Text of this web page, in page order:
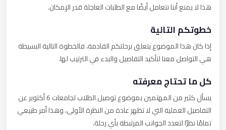
هذا لا يمنع أننا نتعامل أيضًا مع الطلبات العاجلة قدر الإمكان.
خطوتكم التالية
إذا كان هذا الموضوع يتعلق برحلتكم القادمة، فالخطوة التالية البسيطة
هي التواصل معنا لتأكيد التفاصيل والبدء في الترتيب لها.
كل ما تحتاج معرفته
يسأل كثير من المهتمين بموضوع توصيل الطلاب لجامعات 6 أكتوبر عن
التفاصيل العملية التي لا تظهر عادة من النظرة الأولى، وهذا أمر طبيعي
تمامًا نظرًا لتعدد الجوانب المرتبطة بأي رحلة.